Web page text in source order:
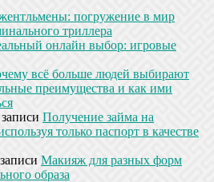
погружение в мир
триллера
онлайн выбор: игровые
всё больше людей выбирают
преимущества и как ими
Получение займа на
только паспорт в качестве
Макияж для разных форм
образа